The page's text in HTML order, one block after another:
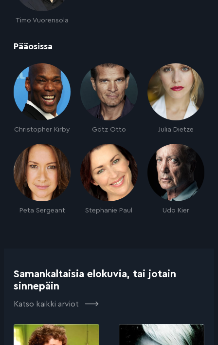
Timo Vuorensola
Pääosissa
Christopher Kirby Götz Otto Julia Dietze
Peta Sergeant Stephanie Paul Udo Kier
Samankaltaisia elokuvia, tai jotain
sinnepäin
Katso kaikki arviot